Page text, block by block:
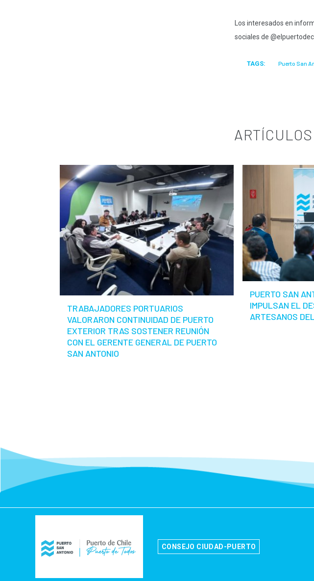
Los interesados en
sociales de
TAGS: Puerto San
TRABAJADORES PORTUARIOS
VALORARON CONTINUIDAD DE PUERTO
EXTERIOR TRAS SOSTENER REUNIÓN
CON EL GERENTE GENERAL DE PUERTO
SAN ANTONIO
PUERTO SAN
IMPULSAN EL
ARTESANOS
CONSEJO CIUDAD-PUERTO